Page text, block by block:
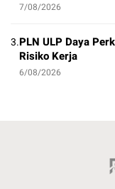
7/08/2026
3.PLN ULP Daya
Risiko Kerja
6/08/2026